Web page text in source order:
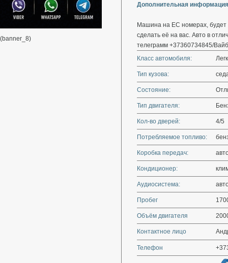
(banner_8)
Дополнительная
Машина на ЕС номерах, будет
сделать её на вас. Авто в
телеграмм +37360734845/
Класс автомобиля:
Тип кузова:
Состояние:
Тип двигателя:
Кол-во дверей: 4/5
Потребляемое топливо:
Коробка передач:
Кондиционер:
Аудиосистема:
Пробег
Объём двигателя
Контактное лицо
Телефон